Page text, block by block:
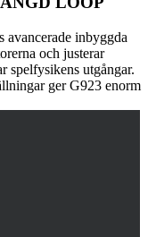
avancerade inbyggda
och justerar
spelfysikens utgångar.
ger G923 enorm